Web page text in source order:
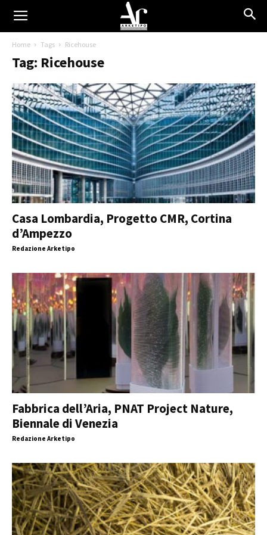
Home Tags Ricehouse
Tag: Ricehouse
Casa Lombardia, Progetto CMR, Cortina
d’Ampezzo
Redazione Arketipo
Fabbrica dell’Aria, PNAT Project Nature,
Biennale di Venezia
Redazione Arketipo